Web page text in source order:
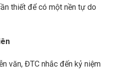
thiết để có một nền tự do
văn, ĐTC nhắc đến kỷ niệm